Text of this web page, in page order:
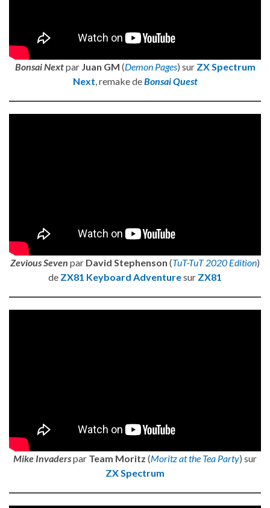
Bonsai Nextpar Juan GM (Demon Pages) sur ZX Spectrum
Next, remake deBonsai Quest
Zevious Seven par David Stephenson (TuT-TuT 2020 Edition)
de ZX81 Keyboard Adventuresur ZX81
Mike Invaderspar Team Moritz (Moritz at the Tea Party) sur
ZX Spectrum